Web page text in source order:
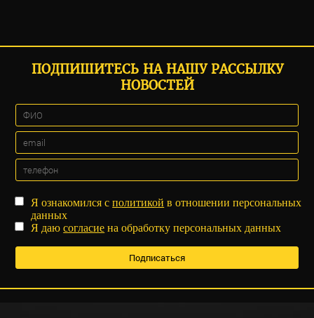
ПОДПИШИТЕСЬ НА НАШУ РАССЫЛКУ
НОВОСТЕЙ
Я ознакомился сполитикой в отношении персональных
данных
Я даюсогласие на обработку персональных данных